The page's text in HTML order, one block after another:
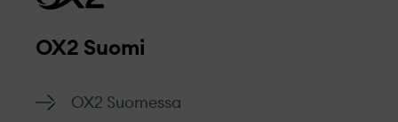
OX2 Suomi
OX2 Suomessa